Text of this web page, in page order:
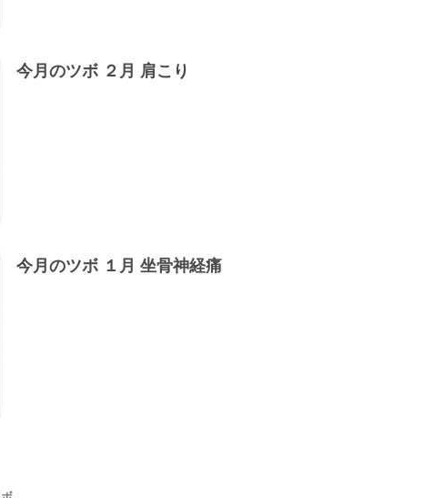
今月のツボ ２月 肩こり
今月のツボ １月 坐骨神経痛